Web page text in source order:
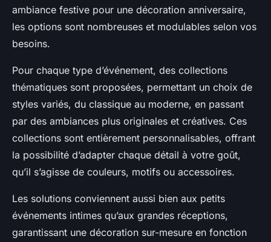
ambiance festive pour une décoration anniversaire,
les options sont nombreuses et modulables selon vos
besoins.
Pour chaque type d’événement, des collections
thématiques sont proposées, permettant un choix de
styles variés, du classique au moderne, en passant
par des ambiances plus originales et créatives. Ces
collections sont entièrement personnalisables, offrant
la possibilité d’adapter chaque détail à votre goût,
qu’il s’agisse de couleurs, motifs ou accessoires.
Les solutions conviennent aussi bien aux petits
événements intimes qu’aux grandes réceptions,
garantissant une décoration sur-mesure en fonction